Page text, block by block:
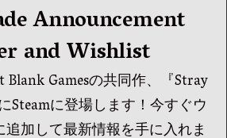
Announcement
and Wishlist
Blank Gamesの共同作、『Stray
Steamに登場します！今すぐウ
加して最新情報を手に入れま